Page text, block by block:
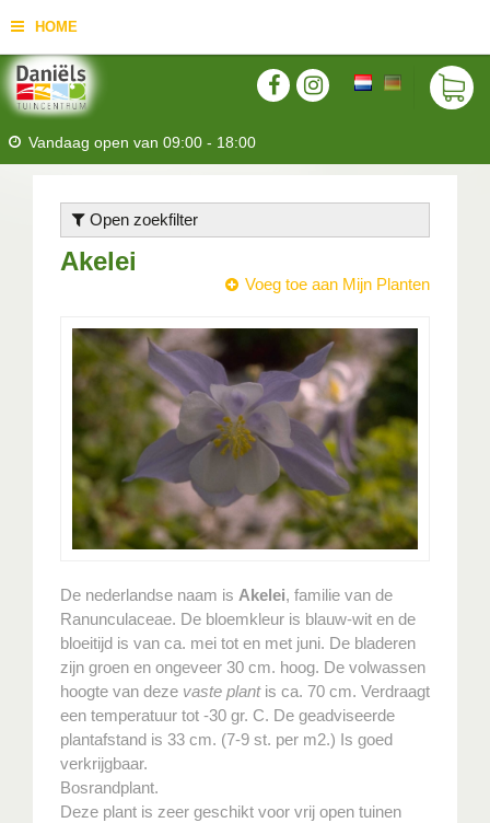
HOME
Vandaag open van 09:00 - 18:00
Open zoekfilter
Akelei
Voeg toe aan Mijn Planten
De nederlandse naam is Akelei, familie van de
Ranunculaceae. De bloemkleur is blauw-wit en de
bloeitijd is van ca. mei tot en met juni. De bladeren
zijn groen en ongeveer 30 cm. hoog. De volwassen
hoogte van deze vaste plantis ca. 70 cm. Verdraagt
een temperatuur tot -30 gr. C. De geadviseerde
plantafstand is 33 cm. (7-9 st. per m2.) Is goed
verkrijgbaar.
Bosrandplant.
Deze plant is zeer geschikt voor vrij open tuinen